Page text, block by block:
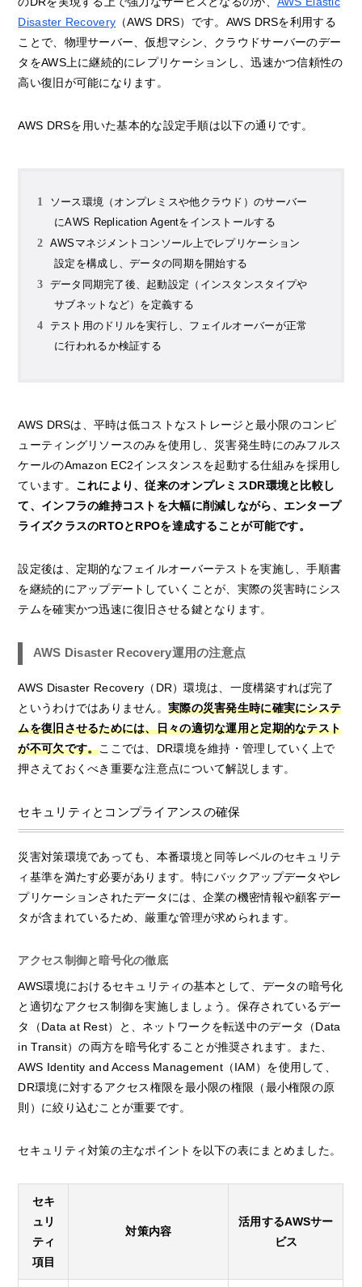
Disaster Recovery （AWS DRS）です。AWS DRSを利用する
ことで、物理サーバー、仮想マシン、クラウドサーバーのデー
タをAWS上に継続的にレプリケーションし、迅速かつ信頼性の
高い復旧が可能になります。
AWS DRSを用いた基本的な設定手順は以下の通りです。
ソース環境（オンプレミスや他クラウド）のサーバー
にAWS Replication Agentをインストールする
AWSマネジメントコンソール上でレプリケーション
設定を構成し、データの同期を開始する
データ同期完了後、起動設定（インスタンスタイプや
サブネットなど）を定義する
テスト用のドリルを実行し、フェイルオーバーが正常
に行われるか検証する
AWS DRSは、平時は低コストなストレージと最小限のコンピ
ューティングリソースのみを使用し、災害発生時にのみフルス
ケールのAmazon EC2インスタンスを起動する仕組みを採用し
ています。 これにより、従来のオンプレミスDR環境と比較し
て、インフラの維持コストを大幅に削減しながら、エンタープ
ライズクラスのRTOとRPOを達成することが可能です。
設定後は、定期的なフェイルオーバーテストを実施し、手順書
を継続的にアップデートしていくことが、実際の災害時にシス
テムを確実かつ迅速に復旧させる鍵となります。
AWS Disaster Recovery運用の注意点
AWS Disaster Recovery（DR）環境は、一度構築すれば完了
というわけではありません。実際の災害発生時に確実にシステ
ムを復旧させるためには、日々の適切な運用と定期的なテスト
が不可欠です。ここでは、DR環境を維持・管理していく上で
押さえておくべき重要な注意点について解説します。
セキュリティとコンプライアンスの確保
災害対策環境であっても、本番環境と同等レベルのセキュリテ
ィ基準を満たす必要があります。特にバックアップデータやレ
プリケーションされたデータには、企業の機密情報や顧客デー
タが含まれているため、厳重な管理が求められます。
アクセス制御と暗号化の徹底
AWS環境におけるセキュリティの基本として、データの暗号化
と適切なアクセス制御を実施しましょう。保存されているデー
タ（Data at Rest）と、ネットワークを転送中のデータ（Data
in Transit）の両方を暗号化することが推奨されます。また、
AWS Identity and Access Management（IAM）を使用して、
DR環境に対するアクセス権限を最小限の権限（最小権限の原
則）に絞り込むことが重要です。
セキュリティ対策の主なポイントを以下の表にまとめました。
セキ
ュリ
ティ
項目
対策内容
活用するAWSサー
ビス